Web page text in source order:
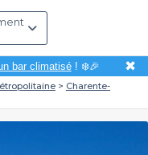
bar climatisé! ❄️🎉 ✖
Charente-